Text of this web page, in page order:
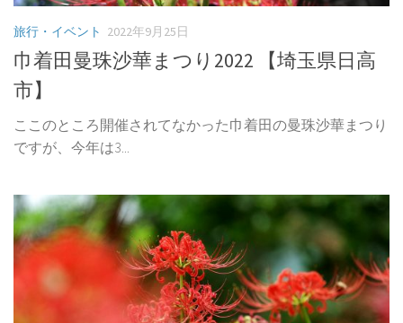
旅行・イベント 2022年9月25日
巾着田曼珠沙華まつり2022 【埼玉県日高
市】
ここのところ開催されてなかった巾着田の曼珠沙華まつり
ですが、今年は3...